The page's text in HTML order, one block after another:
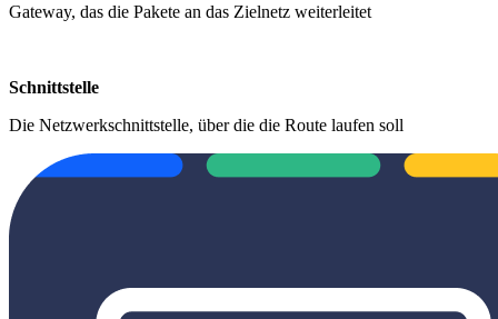
Gateway, das die Pakete an das Zielnetz weiterleitet
Schnittstelle
Die Netzwerkschnittstelle, über die die Route laufen soll